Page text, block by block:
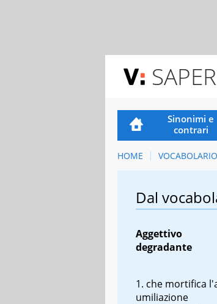
Sinonimi e
contrari
HOME VOCABOLARIO
Dal
Aggettivo
degradante
che mortifica
umiliazione